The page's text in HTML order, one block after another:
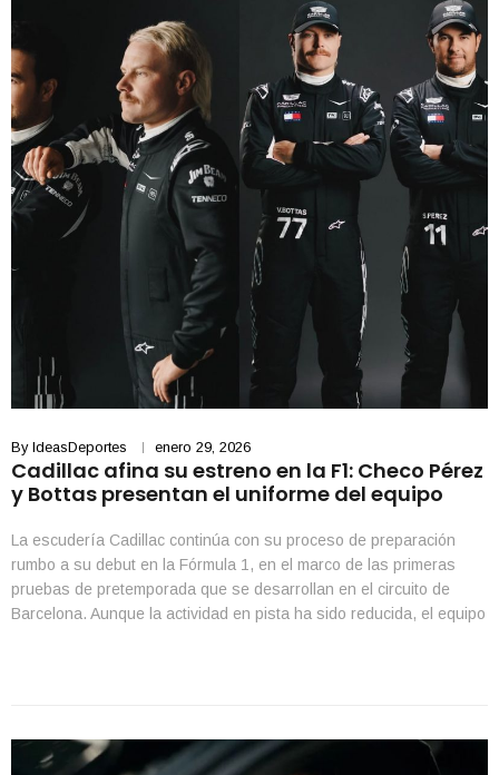
By IdeasDeportes enero 29, 2026
Cadillac afina su estreno en la F1: Checo Pérez
y Bottas presentan el uniforme del equipo
La escudería Cadillac continúa con su proceso de preparación
rumbo a su debut en la Fórmula 1, en el marco de las primeras
pruebas de pretemporada que se desarrollan en el circuito de
Barcelona. Aunque la actividad en pista ha sido reducida, el equipo